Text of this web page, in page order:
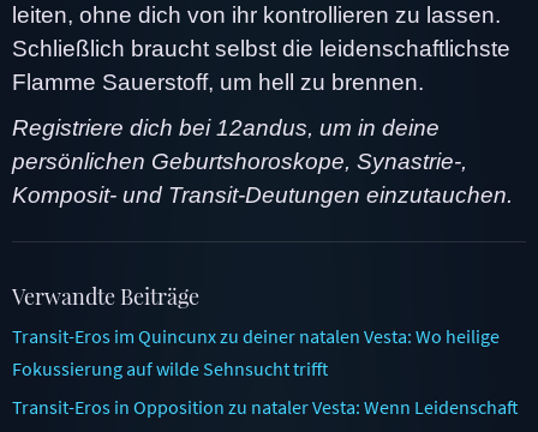
leiten, ohne dich von ihr kontrollieren zu lassen.
Schließlich braucht selbst die leidenschaftlichste
Flamme Sauerstoff, um hell zu brennen.
Registriere dich bei 12andus, um in deine
persönlichen Geburtshoroskope, Synastrie-,
Komposit- und Transit-Deutungen einzutauchen.
Verwandte Beiträge
Transit-Eros im Quincunx zu deiner natalen Vesta: Wo heilige
Fokussierung auf wilde Sehnsucht trifft
Transit-Eros in Opposition zu nataler Vesta: Wenn Leidenschaft